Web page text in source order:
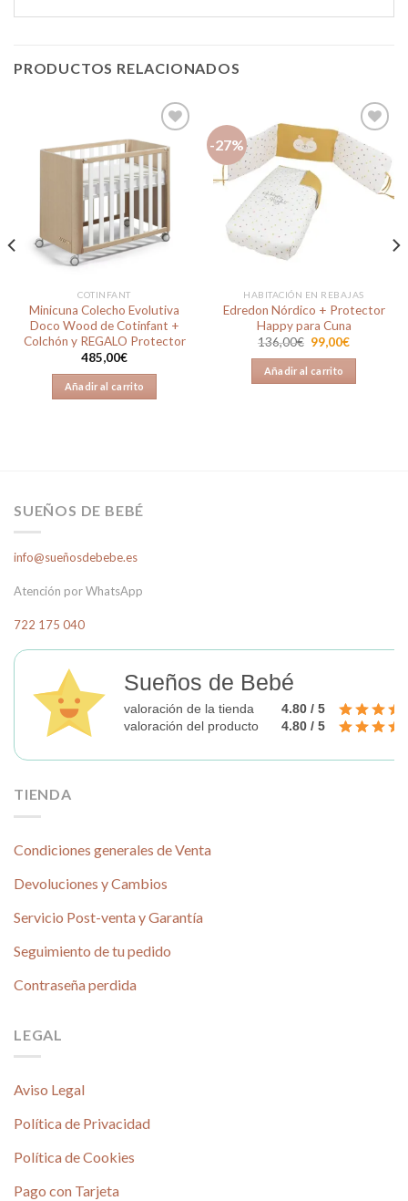
PRODUCTOS RELACIONADOS
Añadir
a la
COTINFANT
Minicuna Colecho Evolutiva
Doco Wood de Cotinfant +
Colchón y REGALO Protector
485,00€
Añadir al carrito
-27%
Añadir
a la
HABITACIÓN EN REBAJAS
Edredon Nórdico + Protector
Happy para Cuna
136,00€ El
precio
original
era:
136,00€.
99,00€El
99,00€.
Añadir al carrito
SUEÑOS DE BEBÉ
info@sueñosdebebe.es
Atención por WhatsApp
722 175 040
Sueños de Bebé
valoración de la tienda
4.80 / 5
valoración del producto
4.80 / 5
TIENDA
Condiciones generales de Venta
Devoluciones y Cambios
Servicio Post-venta y Garantía
Seguimiento de tu pedido
Contraseña perdida
LEGAL
Aviso Legal
Política de Privacidad
Política de Cookies
Pago con Tarjeta